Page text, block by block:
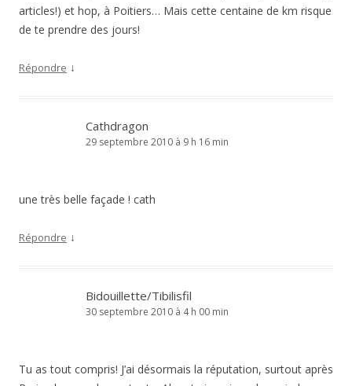
articles!) et hop, à Poitiers… Mais cette centaine de km risque
de te prendre des jours!
Répondre ↓
Cathdragon
29 septembre 2010 à 9 h 16 min
une très belle façade ! cath
Répondre ↓
Bidouillette/Tibilisfil
30 septembre 2010 à 4 h 00 min
Tu as tout compris! J’ai désormais la réputation, surtout après